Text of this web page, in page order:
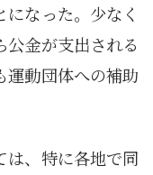
なった。少なく
公金が支出される
運動団体への補助
は、特に各地で同